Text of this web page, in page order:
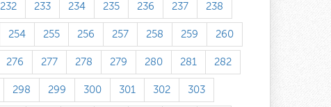
232 233 234 235 236 237 238
254 255 256 257 258 259 260
276 277 278 279 280 281 282
298 299 300 301 302 303